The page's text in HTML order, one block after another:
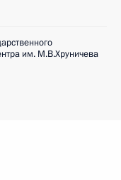
им. М.В.Хруничева